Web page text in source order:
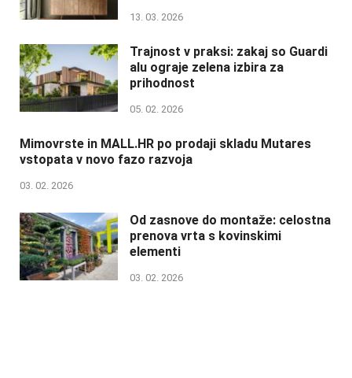
13. 03. 2026
Trajnost v praksi: zakaj so Guardi
alu ograje zelena izbira za
prihodnost
05. 02. 2026
Mimovrste in MALL.HR po prodaji skladu Mutares
vstopata v novo fazo razvoja
03. 02. 2026
Od zasnove do montaže: celostna
prenova vrta s kovinskimi
elementi
03. 02. 2026